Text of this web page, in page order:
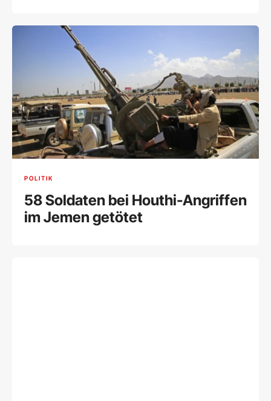
POLITIK
58 Soldaten bei Houthi-Angriffen
im Jemen getötet